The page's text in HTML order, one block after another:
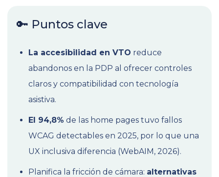
🔑 Puntos clave
La accesibilidad en VTO reduce
abandonos en la PDP al ofrecer controles
claros y compatibilidad con tecnología
asistiva.
El 94,8% de las home pages tuvo fallos
WCAG detectables en 2025, por lo que una
UX inclusiva diferencia (WebAIM, 2026).
Planifica la fricción de cámara: alternativas